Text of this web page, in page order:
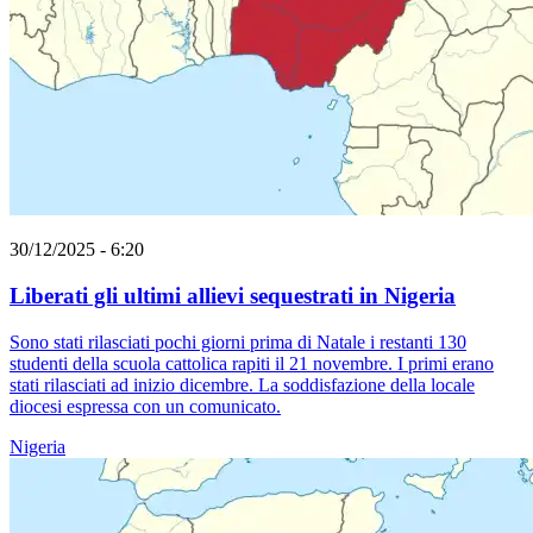
30/12/2025 - 6:20
Liberati gli ultimi allievi sequestrati in Nigeria
Sono stati rilasciati pochi giorni prima di Natale i restanti 130
studenti della scuola cattolica rapiti il 21 novembre. I primi erano
stati rilasciati ad inizio dicembre. La soddisfazione della locale
diocesi espressa con un comunicato.
Nigeria